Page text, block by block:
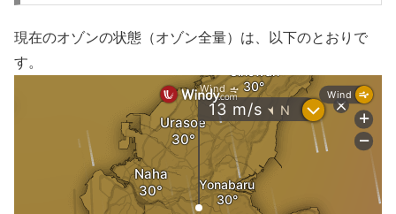
現在のオゾンの状態（オゾン全量）は、以下のとおりで
す。